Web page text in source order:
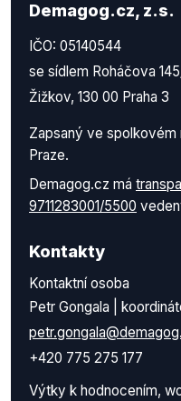
Demagog.cz, z.s.
IČO: 05140544
se sídlem Roháčova
Žižkov, 130 00 Praha 3
Zapsaný ve
Praze.
Demagog.cz má
9711283001/5500
Kontakty
Kontaktní osoba
Petr Gongala |
+420 775 275 177
Výtky k hodnocením,